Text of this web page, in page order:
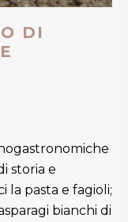
DI
storia e
la pasta e fagioli;
bianchi di